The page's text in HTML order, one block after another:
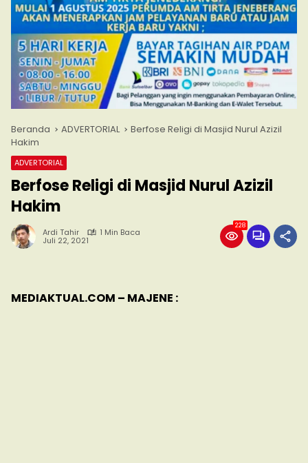
Beranda ADVERTORIAL
Berfose Religi di Masjid Nurul Azizil
Hakim
ADVERTORIAL
Berfose Religi di Masjid Nurul Azizil
Hakim
Ardi Tahir 1 Min Baca
Juli 22, 2021
228
MEDIAKTUAL.COM – MAJENE :